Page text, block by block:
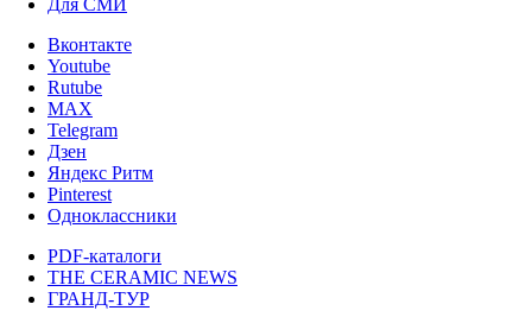
Для СМИ
Вконтакте
Youtube
Rutube
MAX
Telegram
Дзен
Яндекс Ритм
Pinterest
Одноклассники
PDF-каталоги
THE CERAMIC NEWS
ГРАНД-ТУР